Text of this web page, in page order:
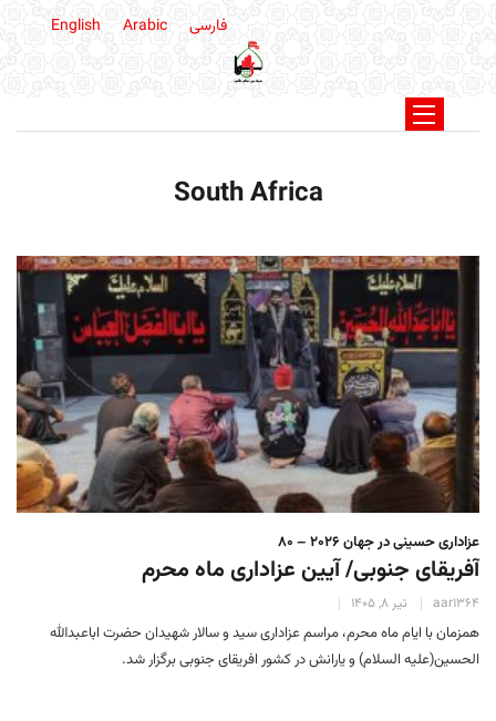
فارسی English Arabic
South Africa
عزاداری حسینی در جهان 2026 – 80
آفریقای جنوبی/ آیین عزاداری ماه محرم
aar1364 تیر 8, 1405
همزمان با ایام ماه محرم، مراسم عزاداری سید و سالار شهیدان حضرت اباعبدالله
الحسین(علیه السلام) و یارانش در کشور افریقای جنوبی برگزار شد.